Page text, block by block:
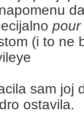
pour
(i to ne
sam joj
ostavila.